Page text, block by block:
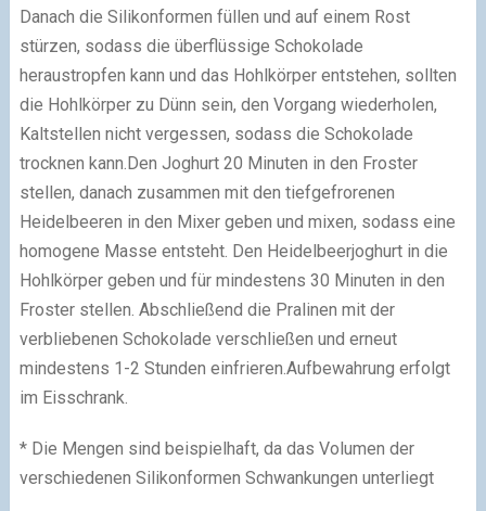
Danach die Silikonformen füllen und auf einem Rost
stürzen, sodass die überflüssige Schokolade
heraustropfen kann und das Hohlkörper entstehen, sollten
die Hohlkörper zu Dünn sein, den Vorgang wiederholen,
Kaltstellen nicht vergessen, sodass die Schokolade
trocknen kann.Den Joghurt 20 Minuten in den Froster
stellen, danach zusammen mit den tiefgefrorenen
Heidelbeeren in den Mixer geben und mixen, sodass eine
homogene Masse entsteht. Den Heidelbeerjoghurt in die
Hohlkörper geben und für mindestens 30 Minuten in den
Froster stellen. Abschließend die Pralinen mit der
verbliebenen Schokolade verschließen und erneut
mindestens 1-2 Stunden einfrieren.Aufbewahrung erfolgt
im Eisschrank.
* Die Mengen sind beispielhaft, da das Volumen der
verschiedenen Silikonformen Schwankungen unterliegt